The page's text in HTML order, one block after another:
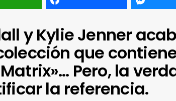
y Kylie Jenner
que
Pero, la
la referencia.